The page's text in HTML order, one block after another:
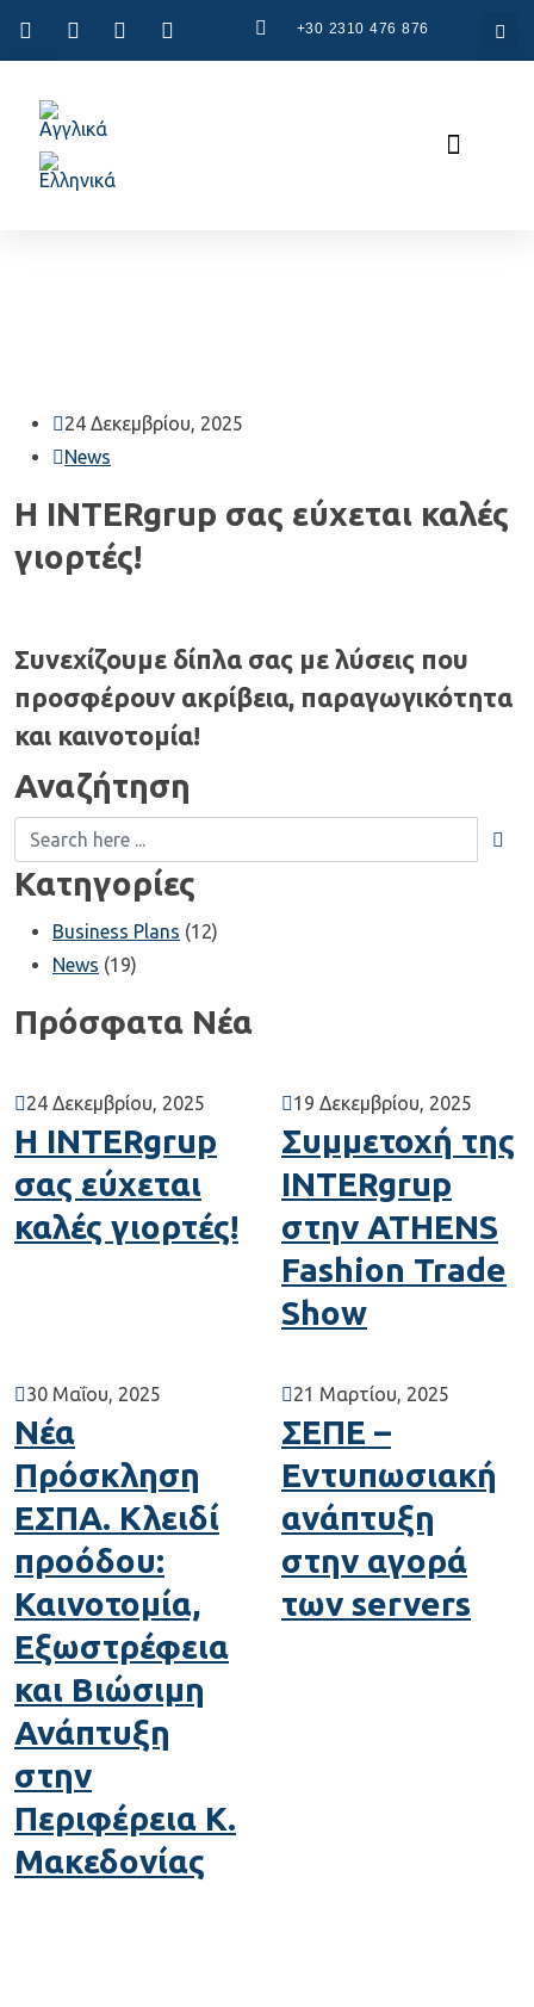
+30 2310 476 876
24 Δεκεμβρίου, 2025
News
Η INTERgrup σας εύχεται καλές
γιορτές!
Συνεχίζουμε δίπλα σας με λύσεις που
προσφέρουν ακρίβεια, παραγωγικότητα
και καινοτομία!
Αναζήτηση
Κατηγορίες
Business Plans (12)
News (19)
Πρόσφατα Νέα
24 Δεκεμβρίου, 2025
Η INTERgrup
σας εύχεται
καλές γιορτές!
19 Δεκεμβρίου, 2025
Συμμετοχή της
INTERgrup
στην ATHENS
Fashion Trade
Show
30 Μαΐου, 2025
Νέα
Πρόσκληση
ΕΣΠΑ. Κλειδί
προόδου:
Καινοτομία,
Εξωστρέφεια
και Βιώσιμη
Ανάπτυξη
στην
Περιφέρεια Κ.
Μακεδονίας
21 Μαρτίου, 2025
ΣΕΠΕ –
Εντυπωσιακή
ανάπτυξη
στην αγορά
των servers